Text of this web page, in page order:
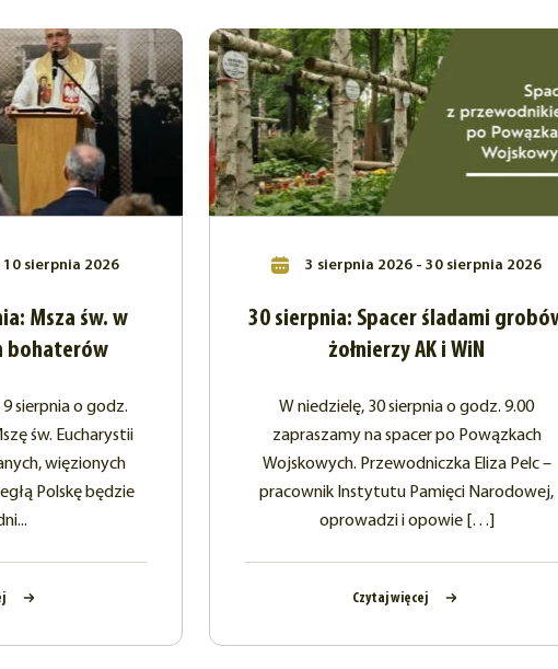
sierpnia 2026
Msza św. w
bohaterów
sierpnia o godz.
św. Eucharystii
więzionych
Polskę będzie
3 sierpnia 2026 - 30 sierpnia 2026
30 sierpnia: Spacer śladami
żołnierzy AK i WiN
W niedzielę, 30 sierpnia o godz. 9.00
zapraszamy na spacer po Powązkach
Wojskowych. Przewodniczka Eliza Pelc –
pracownik Instytutu Pamięci Narodowej,
oprowadzi i opowie […]
Czytaj więcej